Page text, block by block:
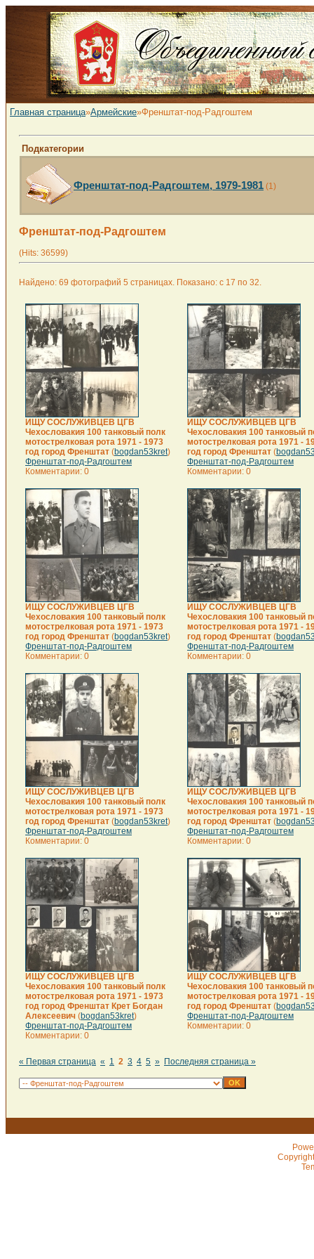
Главная страница»Армейские»Френштат-под-Радгоштем
Подкатегории
Френштат-под-Радгоштем, 1979-1981 (1)
Френштат-под-Радгоштем
(Hits: 36599)
Найдено: 69 фотографий 5 страницах. Показано: с 17 по 32.
ИЩУ СОСЛУЖИВЦЕВ ЦГВ
Чехословакия 100 танковый полк
мотострелковая рота 1971 - 1973
год город Френштат (bogdan53kret)
Френштат-под-Радгоштем
Комментарии: 0
ИЩУ СОСЛУЖИВЦЕВ ЦГВ
Чехословакия 100 танковый
мотострелковая рота 1971 -
год город Френштат (
Френштат-под-Радгоштем
Комментарии: 0
ИЩУ СОСЛУЖИВЦЕВ ЦГВ
Чехословакия 100 танковый полк
мотострелковая рота 1971 - 1973
год город Френштат (bogdan53kret)
Френштат-под-Радгоштем
Комментарии: 0
ИЩУ СОСЛУЖИВЦЕВ ЦГВ
Чехословакия 100 танковый
мотострелковая рота 1971 -
год город Френштат (
Френштат-под-Радгоштем
Комментарии: 0
ИЩУ СОСЛУЖИВЦЕВ ЦГВ
Чехословакия 100 танковый полк
мотострелковая рота 1971 - 1973
год город Френштат (bogdan53kret)
Френштат-под-Радгоштем
Комментарии: 0
ИЩУ СОСЛУЖИВЦЕВ ЦГВ
Чехословакия 100 танковый
мотострелковая рота 1971 -
год город Френштат (
Френштат-под-Радгоштем
Комментарии: 0
ИЩУ СОСЛУЖИВЦЕВ ЦГВ
Чехословакия 100 танковый полк
мотострелковая рота 1971 - 1973
год город Френштат Крет Богдан
Алексеевич (bogdan53kret)
Френштат-под-Радгоштем
Комментарии: 0
ИЩУ СОСЛУЖИВЦЕВ ЦГВ
Чехословакия 100 танковый
мотострелковая рота 1971 -
год город Френштат (
Френштат-под-Радгоштем
Комментарии: 0
« Первая страница « 1 2 3 4 5 » Последняя страница »